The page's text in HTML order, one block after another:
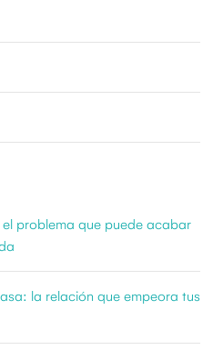
problema que puede acabar
la relación que empeora tus